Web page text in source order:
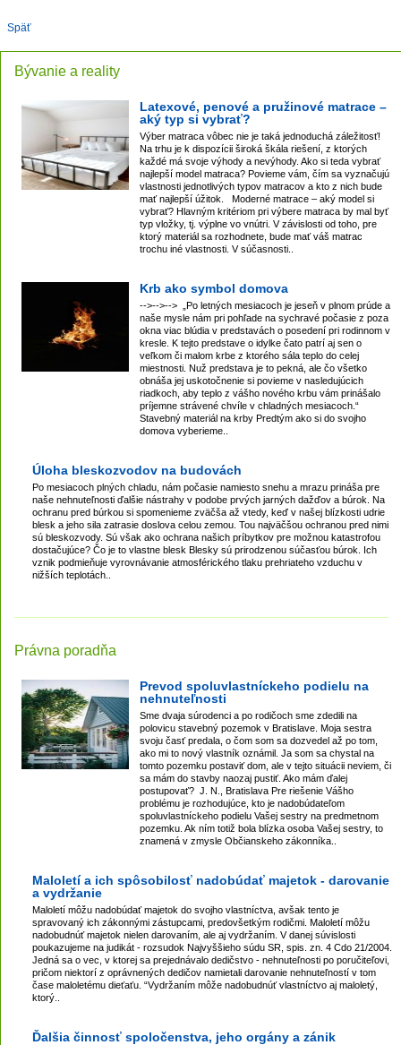
Späť
Bývanie a reality
Latexové, penové a pružinové matrace –
aký typ si vybrať?
Výber matraca vôbec nie je taká jednoduchá záležitosť!
Na trhu je k dispozícii široká škála riešení, z ktorých
každé má svoje výhody a nevýhody. Ako si teda vybrať
najlepší model matraca? Povieme vám, čím sa vyznačujú
vlastnosti jednotlivých typov matracov a kto z nich bude
mať najlepší úžitok. Moderné matrace – aký model si
vybrať? Hlavným kritériom pri výbere matraca by mal byť
typ vložky, tj. výplne vo vnútri. V závislosti od toho, pre
ktorý materiál sa rozhodnete, bude mať váš matrac
trochu iné vlastnosti. V súčasnosti..
Krb ako symbol domova
-->-->--> „Po letných mesiacoch je jeseň v plnom prúde a
naše mysle nám pri pohľade na sychravé počasie z poza
okna viac blúdia v predstavách o posedení pri rodinnom v
kresle. K tejto predstave o idylke čato patrí aj sen o
veľkom či malom krbe z ktorého sála teplo do celej
miestnosti. Nuž predstava je to pekná, ale čo všetko
obnáša jej uskotočnenie si povieme v nasledujúcich
riadkoch, aby teplo z vášho nového krbu vám prinášalo
príjemne strávené chvíle v chladných mesiacoch.“
Stavebný materiál na krby Predtým ako si do svojho
domova vyberieme..
Úloha bleskozvodov na budovách
Po mesiacoch plných chladu, nám počasie namiesto snehu a mrazu prináša pre
naše nehnuteľnosti ďalšie nástrahy v podobe prvých jarných dažďov a búrok. Na
ochranu pred búrkou si spomenieme zväčša až vtedy, keď v našej blízkosti udrie
blesk a jeho sila zatrasie doslova celou zemou. Tou najväčšou ochranou pred nimi
sú bleskozvody. Sú však ako ochrana našich príbytkov pre možnou katastrofou
dostačujúce? Čo je to vlastne blesk Blesky sú prirodzenou súčasťou búrok. Ich
vznik podmieňuje vyrovnávanie atmosférického tlaku prehriateho vzduchu v
nižších teplotách..
Právna poradňa
Prevod spoluvlastníckeho podielu na
nehnuteľnosti
Sme dvaja súrodenci a po rodičoch sme zdedili na
polovicu stavebný pozemok v Bratislave. Moja sestra
svoju časť predala, o čom som sa dozvedel až po tom,
ako mi to nový vlastník oznámil. Ja som sa chystal na
tomto pozemku postaviť dom, ale v tejto situácii neviem, či
sa mám do stavby naozaj pustiť. Ako mám ďalej
postupovať? J. N., Bratislava Pre riešenie Vášho
problému je rozhodujúce, kto je nadobúdateľom
spoluvlastníckeho podielu Vašej sestry na predmetnom
pozemku. Ak ním totiž bola blízka osoba Vašej sestry, to
znamená v zmysle Občianskeho zákonníka..
Maloletí a ich spôsobilosť nadobúdať majetok - darovanie
a vydržanie
Maloletí môžu nadobúdať majetok do svojho vlastníctva, avšak tento je
spravovaný ich zákonnými zástupcami, predovšetkým rodičmi. Maloletí môžu
nadobudnúť majetok nielen darovaním, ale aj vydržaním. V danej súvislosti
poukazujeme na judikát - rozsudok Najvyššieho súdu SR, spis. zn. 4 Cdo 21/2004.
Jedná sa o vec, v ktorej sa prejednávalo dedičstvo - nehnuteľnosti po poručiteľovi,
pričom niektorí z oprávnených dedičov namietali darovanie nehnuteľností v tom
čase maloletému dieťaťu. “Vydržaním môže nadobudnúť vlastníctvo aj maloletý,
ktorý..
Ďalšia činnosť spoločenstva, jeho orgány a zánik